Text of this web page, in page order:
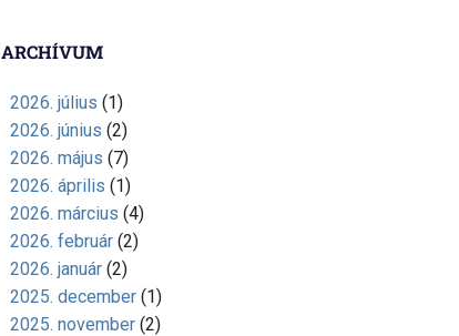
ARCHÍVUM
2026. július (1)
2026. június (2)
2026. május (7)
2026. április (1)
2026. március (4)
2026. február(2)
2026. január(2)
2025. december(1)
2025. november(2)